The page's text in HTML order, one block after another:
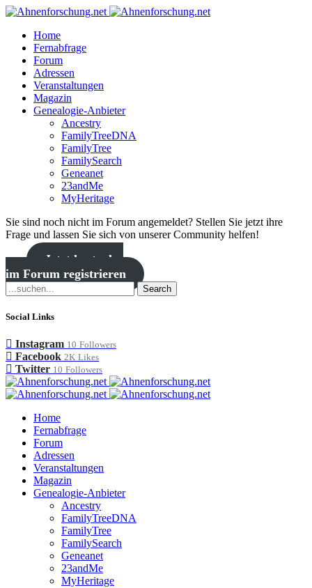
Home
Fernabfrage
Forum
Adressen
Veranstaltungen
Magazin
Genealogie-Anbieter
Ancestry
FamilyTreeDNA
FamilyTree
FamilySearch
Geneanet
23andMe
MyHeritage
Sie sind noch nicht im Forum angemeldet? Stellen Sie jetzt ihre
Frage und lassen Sie sich von unserer Community helfen!
Jetzt kostenlos
im Forum registrieren
Search
Social Links
Instagram 10 Followers
Facebook 2K Likes
Twitter 10 Followers
Home
Fernabfrage
Forum
Adressen
Veranstaltungen
Magazin
Genealogie-Anbieter
Ancestry
FamilyTreeDNA
FamilyTree
FamilySearch
Geneanet
23andMe
MyHeritage